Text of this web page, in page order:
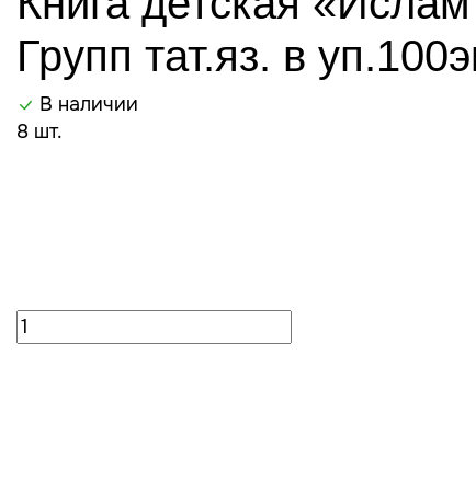
Групп тат.яз. в
В наличии
8 шт.